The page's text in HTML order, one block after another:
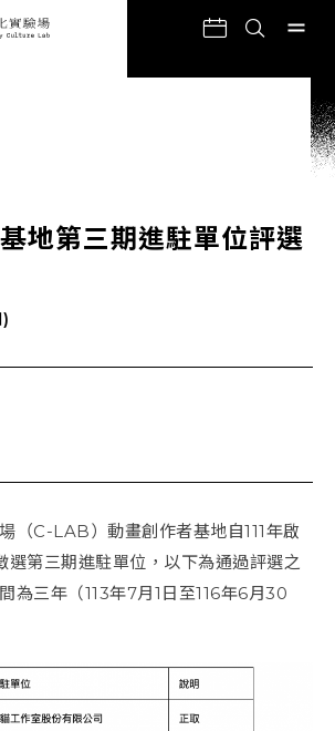
地第三期進駐單位評選
（C-LAB）動畫創作者基地自111年啟
選第三期進駐單位，以下為通過評選之
為三年（113年7月1日至116年6月30